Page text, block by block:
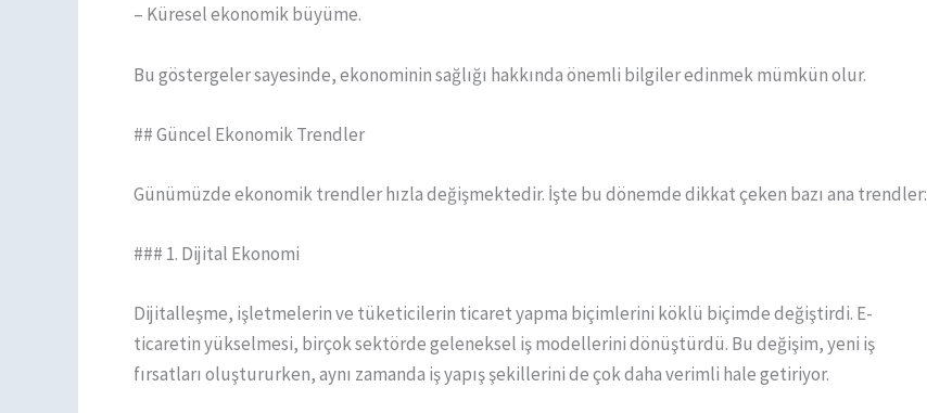
– Küresel ekonomik büyüme.
Bu göstergeler sayesinde, ekonominin sağlığı hakkında önemli bilgiler edinmek mümkün olur.
## Güncel Ekonomik Trendler
Günümüzde ekonomik trendler hızla değişmektedir. İşte bu dönemde dikkat çeken bazı ana trendler:
### 1. Dijital Ekonomi
Dijitalleşme, işletmelerin ve tüketicilerin ticaret yapma biçimlerini köklü biçimde değiştirdi. E-
ticaretin yükselmesi, birçok sektörde geleneksel iş modellerini dönüştürdü. Bu değişim, yeni iş
fırsatları oluştururken, aynı zamanda iş yapış şekillerini de çok daha verimli hale getiriyor.